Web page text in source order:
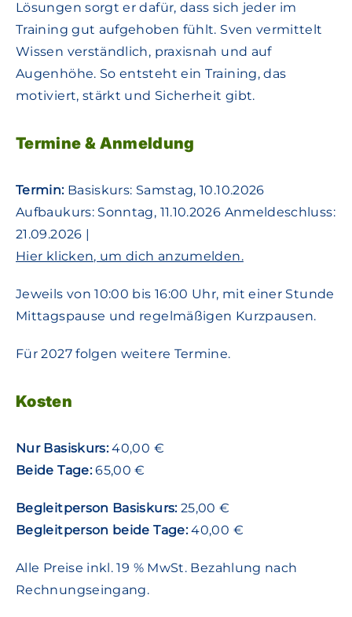
Lösungen sorgt er dafür, dass sich jeder im
Training gut aufgehoben fühlt. Sven vermittelt
Wissen verständlich, praxisnah und auf
Augenhöhe. So entsteht ein Training, das
motiviert, stärkt und Sicherheit gibt.
Termine & Anmeldung
Termin:Basiskurs: Samstag, 10.10.2026
Aufbaukurs: Sonntag, 11.10.2026 Anmeldeschluss:
21.09.2026 |
Hier klicken, um dich anzumelden.
Jeweils von 10:00 bis 16:00 Uhr, mit einer Stunde
Mittagspause und regelmäßigen Kurzpausen.
Für 2027 folgen weitere Termine.
Kosten
Nur Basiskurs:40,00 €
Beide Tage:65,00 €
Begleitperson Basiskurs:25,00 €
Begleitperson beide Tage:40,00 €
Alle Preise inkl. 19 % MwSt. Bezahlung nach
Rechnungseingang.